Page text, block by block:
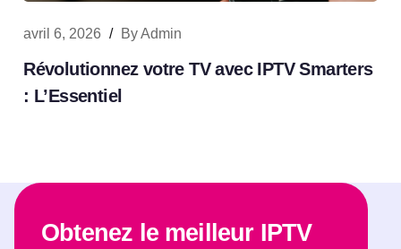
avril 6, 2026 / ByAdmin
Révolutionnez votre TV avec IPTV Smarters
: L’Essentiel
Obtenez le meilleur IPTV